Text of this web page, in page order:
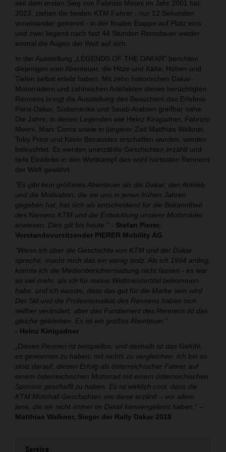
seit dem ersten Sieg von Fabrizio Meoni im Jahr 2001 hat.
2023, ziehen die beiden KTM Fahrer - nur 12 Sekunden
voneinander getrennt - in der finalen Etappe auf Platz eins
und zwei liegend nach fast 44 Stunden Renndauer wieder
einmal die Augen der Welt auf sich.
In der Ausstellung „LEGENDS OF THE DAKAR" berichten
diejenigen vom Abenteuer, die Hitze und Kälte, Höhen und
Tiefen selbst erlebt haben. Mit zehn historischen Dakar-
Motorrädern und zahlreichen Artefakten dieses berüchtigten
Rennens bringt die Ausstellung den Besuchern das Erlebnis
Paris-Dakar, Südamerika und Saudi-Arabien greifbar nahe.
Die Jahre, in denen Legenden wie Heinz Kinigadner, Fabrizio
Meoni, Marc Coma sowie in jüngerer Zeit Matthias Walkner,
Toby Price und Kevin Benavides erschaffen wurden, werden
beleuchtet. Es werden unerzählte Geschichten erzählt und
tiefe Einblicke in den Wettkampf des wohl härtesten Rennens
der Welt gewährt.
"Es gibt kein größeres Abenteuer als die Dakar; den Antrieb
und die Motivation, die sie uns in jenen frühen Jahren
gegeben hat, hat sich als entscheidend für die Bekanntheit
des Namens KTM und die Entwicklung unserer Motorräder
erwiesen. Dies gilt bis heute." - Stefan Pierer,
Vorstandsvorsitzender PIERER Mobility AG
"Wenn ich über die Geschichte von KTM und der Dakar
spreche, macht mich das ein wenig stolz. Als ich 1994 anfing,
konnte ich die Medienberichterstattung nicht fassen - es war
so viel mehr, als ich für meine Weltmeistertitel bekommen
habe, und ich wusste, dass das gut für die Marke sein wird.
Der Stil und die Professionalität des Rennens haben sich
seither verändert, aber das Fundament des Rennens ist das
gleiche geblieben. Es ist ein großes Abenteuer."
- Heinz Kinigadner
„Dieses Rennen ist beispiellos, und deshalb ist das Gefühl,
es gewonnen zu haben, mit nichts zu vergleichen. Ich bin so
stolz darauf, diesen Erfolg als österreichischer Fahrer auf
einem österreichischen Motorrad mit einem österreichischen
Sponsor geschafft zu haben. Es ist wirklich cool, dass die
KTM Motohall Geschichten wie diese erzählt – vor allem
jene, die wir nicht immer im Detail kennengelernt haben.“ –
Matthias Walkner, Sieger der Rally Dakar 2018
Service